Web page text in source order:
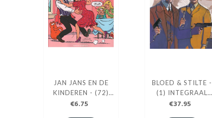
JAN JANS EN DE
KINDEREN - (72)
DEEL 72
€6.75
BLOED & STILTE -
(1) INTEGRAAL
DEEL 1 HC
€37.95